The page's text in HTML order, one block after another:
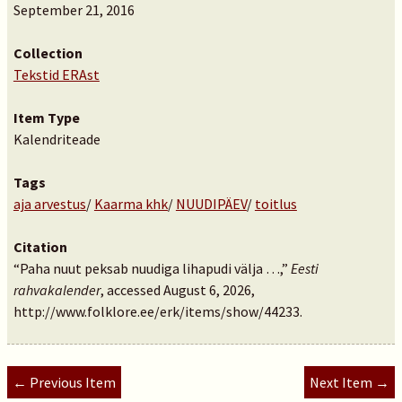
September 21, 2016
Collection
Tekstid ERAst
Item Type
Kalendriteade
Tags
aja arvestus/ Kaarma khk/ NUUDIPÄEV/ toitlus
Citation
“Paha nuut peksab nuudiga lihapudi välja …,” Eesti
rahvakalender, accessed August 6, 2026,
http://www.folklore.ee/erk/items/show/44233.
← Previous Item Next Item →